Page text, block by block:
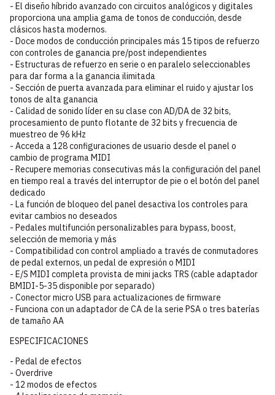
- El diseño híbrido avanzado con circuitos analógicos y digitales
proporciona una amplia gama de tonos de conducción, desde
clásicos hasta modernos.
- Doce modos de conducción principales más 15 tipos de refuerzo
con controles de ganancia pre/post independientes
- Estructuras de refuerzo en serie o en paralelo seleccionables
para dar forma a la ganancia ilimitada
- Sección de puerta avanzada para eliminar el ruido y ajustar los
tonos de alta ganancia
- Calidad de sonido líder en su clase con AD/DA de 32 bits,
procesamiento de punto flotante de 32 bits y frecuencia de
muestreo de 96 kHz
- Acceda a 128 configuraciones de usuario desde el panel o
cambio de programa MIDI
- Recupere memorias consecutivas más la configuración del panel
en tiempo real a través del interruptor de pie o el botón del panel
dedicado
- La función de bloqueo del panel desactiva los controles para
evitar cambios no deseados
- Pedales multifunción personalizables para bypass, boost,
selección de memoria y más
- Compatibilidad con control ampliado a través de conmutadores
de pedal externos, un pedal de expresión o MIDI
- E/S MIDI completa provista de mini jacks TRS (cable adaptador
BMIDI-5-35 disponible por separado)
- Conector micro USB para actualizaciones de firmware
- Funciona con un adaptador de CA de la serie PSA o tres baterías
de tamaño AA
ESPECIFICACIONES
- Pedal de efectos
- Overdrive
- 12 modos de efectos